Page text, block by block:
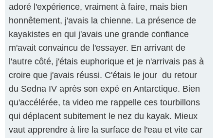
adoré l'expérience, vraiment à faire, mais bien
honnêtement, j'avais la chienne. La présence de
kayakistes en qui j'avais une grande confiance
m'avait convaincu de l'essayer. En arrivant de
l'autre côté, j'étais euphorique et je n'arrivais pas à
croire que j'avais réussi. C'étais le jour du retour
du Sedna IV après son expé en Antarctique. Bien
qu'accélérée, ta video me rappelle ces tourbillons
qui déplacent subitement le nez du kayak. Mieux
vaut apprendre à lire la surface de l'eau et vite car